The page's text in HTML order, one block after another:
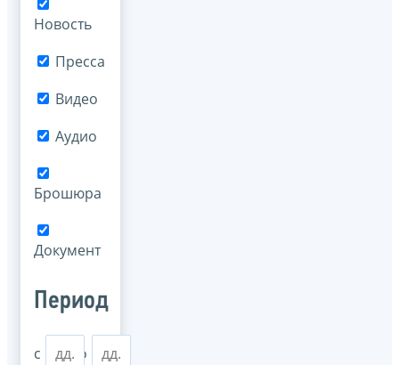
Новость
Пресса
Видео
Аудио
Брошюра
Документ
Период
с по